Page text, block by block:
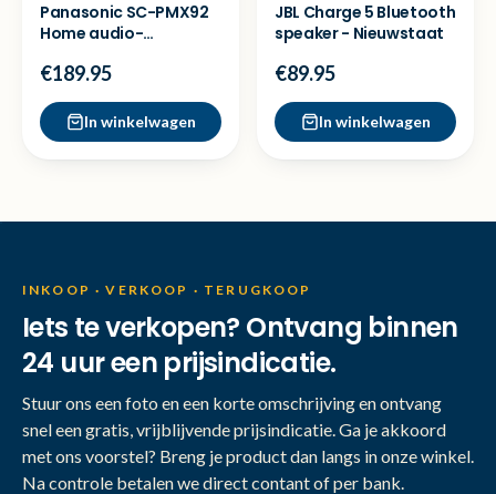
Panasonic SC-PMX92
Home audio-
Nieuw
€189.95
In winkelwagen
JBL Charge 5 Bluetooth
speaker - Nieuwstaat
€89.95
In winkelwagen
INKOOP · VERKOOP · TERUGKOOP
Iets te verkopen? Ontvang binnen
24 uur een prijsindicatie.
Stuur ons een foto en een korte omschrijving en ontvang
snel een gratis, vrijblijvende prijsindicatie. Ga je akkoord
met ons voorstel? Breng je product dan langs in onze winkel.
Na controle betalen we direct contant of per bank.